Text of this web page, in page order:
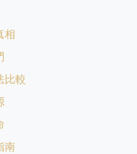
相
比較
南